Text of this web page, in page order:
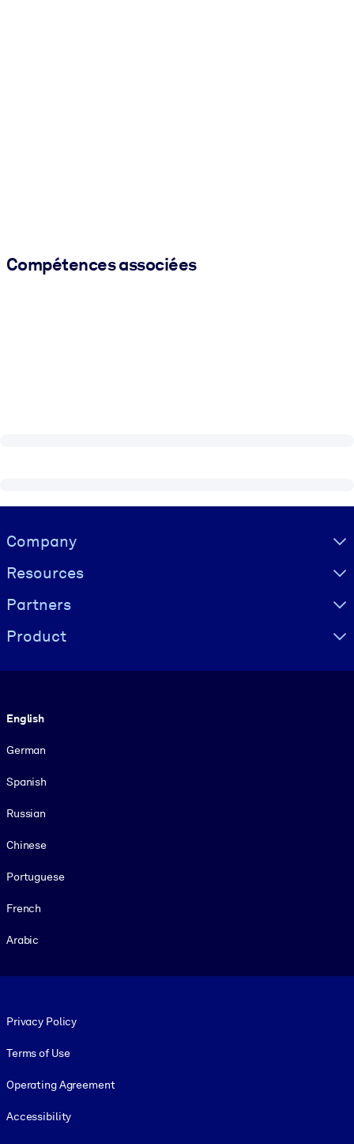
Compétences associées
Visually hidden Text
Company
Resources
Partners
Product
English
German
Spanish
Russian
Chinese
Portuguese
French
Arabic
Privacy Policy
Terms of Use
Operating Agreement
Accessibility